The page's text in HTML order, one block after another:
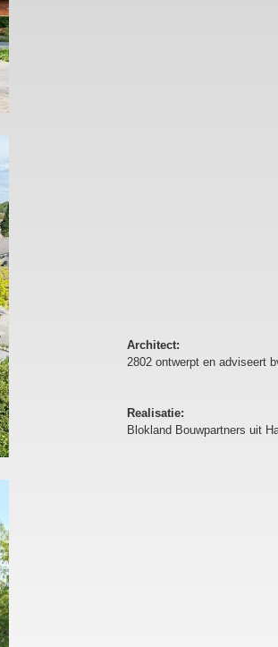
Architect:
2802 ontwerpt en adviseert
Realisatie:
Blokland Bouwpartners uit